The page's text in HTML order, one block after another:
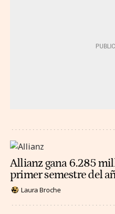
Allianz gana 6.285
primer semestre del
Laura Broche